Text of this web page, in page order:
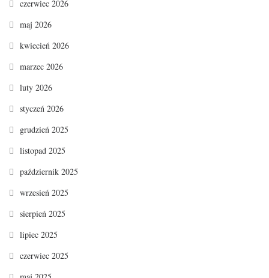
czerwiec 2026
maj 2026
kwiecień 2026
marzec 2026
luty 2026
styczeń 2026
grudzień 2025
listopad 2025
październik 2025
wrzesień 2025
sierpień 2025
lipiec 2025
czerwiec 2025